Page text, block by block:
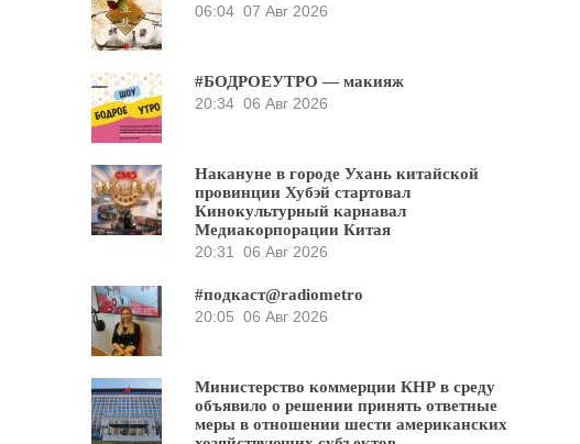
06:04 07 Авг 2026
#БОДРОЕУТРО — макияж
20:34 06 Авг 2026
Накануне в городе Ухань китайской
провинции Хубэй стартовал
Кинокультурный карнавал
Медиакорпорации Китая
20:31
06 Авг 2026
#подкаст@radiometro
20:05 06 Авг 2026
Министерство коммерции КНР в среду
объявило о решении принять ответные
меры в отношении шести американских